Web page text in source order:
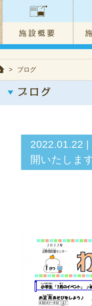
> ブログ
2022.01.22 |
開いたしま